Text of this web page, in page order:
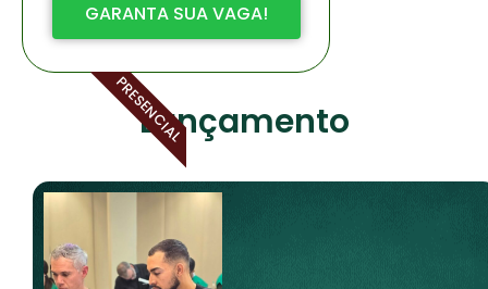
GARANTA SUA VAGA!
PRESENCIAL
Lançamento